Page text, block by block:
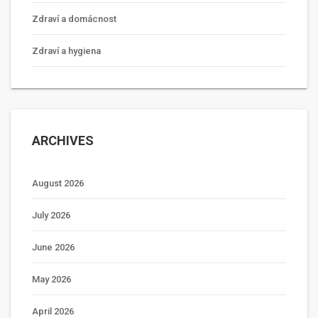
Zdraví a domácnost
Zdraví a hygiena
ARCHIVES
August 2026
July 2026
June 2026
May 2026
April 2026